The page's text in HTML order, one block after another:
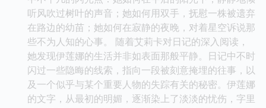
听风吹过树叶的声音；她如何用双手，抚慰一株被遗弃
在路边的幼苗；她如何在寂静的夜晚，对着星空诉说那
些不为人知的心事。 随着艾莉卡对日记的深入阅读，
她发现伊莲娜的生活并非如表面那般平静。日记中不时
闪过一些隐晦的线索，指向一段被刻意掩埋的往事，以
及一个似乎与某个重要人物的失踪有关的秘密。伊莲娜
的文字，从最初的明媚，逐渐染上了淡淡的忧伤，字里